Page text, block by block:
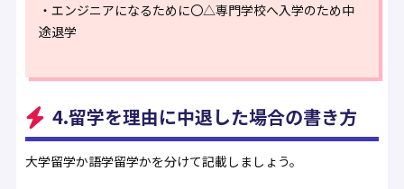
・エンジニアになるために〇△専門学校へ入学のため中
途退学
4.留学を理由に中退した場合の書き方
大学留学か語学留学かを分けて記載しましょう。